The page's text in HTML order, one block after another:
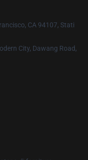
CA 94107, Stati
City, Dawang Road,